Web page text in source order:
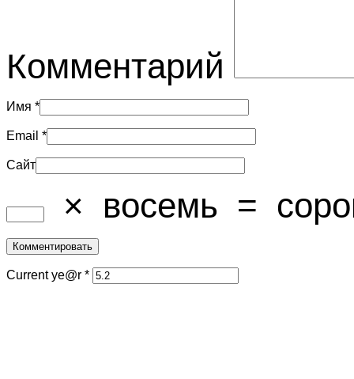
Комментарий
Имя *
Email *
Сайт
× восемь =
Current ye@r *